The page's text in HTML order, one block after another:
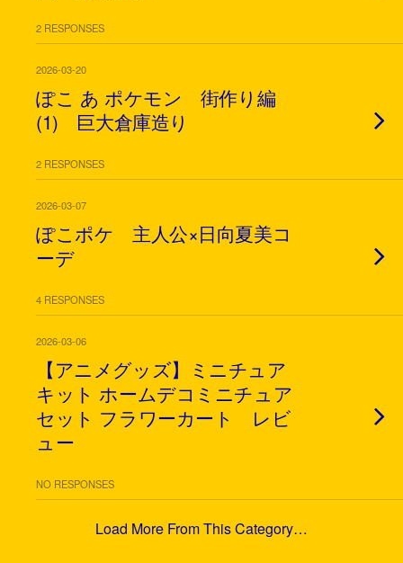
2 RESPONSES
2026-03-20
ぽこ あ ポケモン 街作り編
(1) 巨大倉庫造り
2 RESPONSES
2026-03-07
ぽこポケ 主人公×日向夏美コ
ーデ
4 RESPONSES
2026-03-06
【アニメグッズ】ミニチュア
キット ホームデコミニチュア
セット フラワーカート レビ
ュー
NO RESPONSES
Load More From This Category…